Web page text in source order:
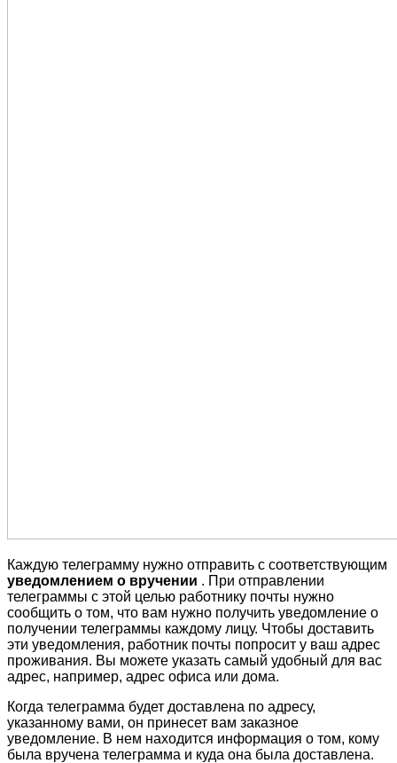
Каждую телеграмму нужно отправить с соответствующим
уведомлением о вручении . При отправлении
телеграммы с этой целью работнику почты нужно
сообщить о том, что вам нужно получить уведомление о
получении телеграммы каждому лицу. Чтобы доставить
эти уведомления, работник почты попросит у ваш адрес
проживания. Вы можете указать самый удобный для вас
адрес, например, адрес офиса или дома.
Когда телеграмма будет доставлена по адресу,
указанному вами, он принесет вам заказное
уведомление. В нем находится информация о том, кому
была вручена телеграмма и куда она была доставлена.